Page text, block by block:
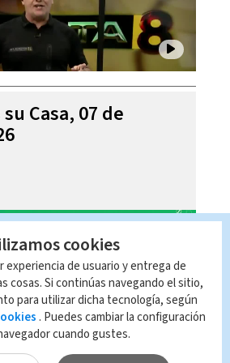
Casa, 07 de
cookies
experiencia de usuario y entrega de
cosas. Si continúas navegando el sitio,
para utilizar dicha tecnología, según
. Puedes cambiar la configuración
cuando gustes.